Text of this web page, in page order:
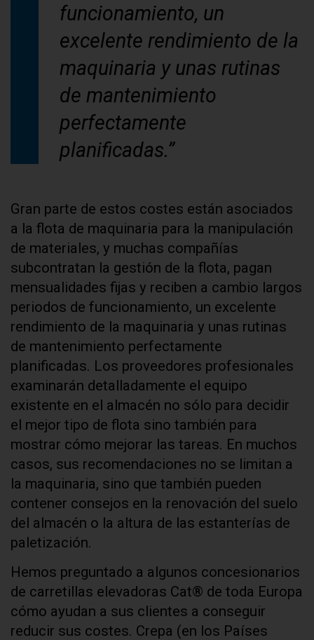
funcionamiento, un
excelente rendimiento de la
maquinaria y unas rutinas
de mantenimiento
perfectamente
planificadas.”
Gran parte de estos costes están asociados
a la flota de maquinaria para la manipulación
de materiales, y muchas compañías
subcontratan la gestión de la flota, pagan
mensualidades fijas y reciben a cambio largos
periodos de funcionamiento, un excelente
rendimiento de la maquinaria y unas rutinas
de mantenimiento perfectamente
planificadas. Los proveedores profesionales
examinarán detalladamente el equipo
existente en el almacén no sólo para decidir
el mejor tipo de flota sino también para
mostrar cómo mejorar las tareas. En muchos
casos, sus recomendaciones no se limitan a
la maquinaria, sino que también pueden
contener consejos en la renovación del suelo
del almacén o la altura de las estanterías de
paletización.
Hemos preguntado a algunos concesionarios
de carretillas elevadoras Cat® de toda Europa
cómo ayudan a sus clientes a conseguir
reducir sus costes. Crepa (en los Países